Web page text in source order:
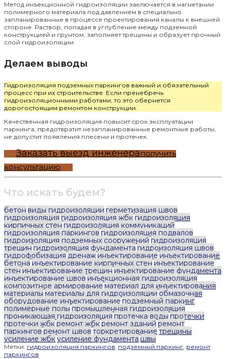
Метод инъекционной гидроизоляции заключается в нагнетании
полимерного материала под давлением в специально
запланированные в процессе проектирования каналы к внешней
стороне. Раствор, попадая в углубление между подземной
конструкцией и грунтом, заполняет трещины и образует прочный
слой гидроизоляции.
Делаем выводы
Гидроизоляция подземных паркингов важный и обязательный
процесс при их строительстве. Если пренебречь
гидроизоляционными работами, то это обернется
дорогостоящим ремонтом конструкции.
Качественная гидроизоляция повысит срок эксплуатации
паркинга, предотвратит незапланированные ремонтные работы,
не допустит появления плесени и протечек.
Заказать выезд инженераполучить
консультацию
Что искать будем?
бетон виды гидроизоляции герметизация швов
гидроизоляция гидроизоляция жбк гидроизоляция
кирпичных стен гидроизоляция коммуникаций
гидроизоляция паркингов гидроизоляция подвалов
гидроизоляция подземных сооружений гидроизоляция
трещин гидроизоляция фундамента гидроизоляция швов
гидрофобизация дренаж инъектирование инъектирование
бетона инъектирование кирпичных стен инъектирование
стен инъектирование трещин инъектирование фундамента
инъектирование швов инъекционная гидроизоляция
композитное армирование материал для инъектирования
материалы материалы для гидроизоляции обмазочная
оборудование инъектирование подземный паркинг
полимерные полы промышленная гидроизоляция
проникающая гидроизоляция протечка воды протечки
протечки жбкремонт жбкремонт зданий ремонт
паркингов ремонт швов торкретирование трещины
усиление жбкусиление фундамента швы
Метки: гидроизоляция паркингов, подземный паркинг, ремонт
паркингов